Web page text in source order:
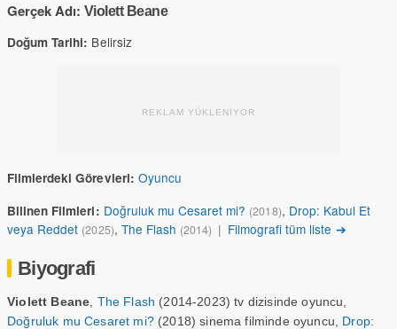
Gerçek Adı: Violett Beane
Doğum Tarihi: Belirsiz
REKLAM YÜKLENİYOR
Filmlerdeki Görevleri: Oyuncu
Bilinen Filmleri: Doğruluk mu Cesaret mi? (2018), Drop: Kabul Et
veya Reddet (2025), The Flash (2014) | Filmografi tüm liste ➔
Biyografi
Violett Beane The Flash (2014-2023) tv dizisinde oyuncu,
Doğruluk mu Cesaret mi?(2018) sinema filminde oyuncu, Drop: